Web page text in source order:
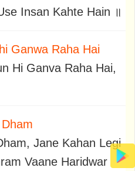
Insan Kahte Hain ॥
Ganwa Raha Hai
Hi Ganva Raha Hai,
Jane Kahan Legi
Vaane Haridwar